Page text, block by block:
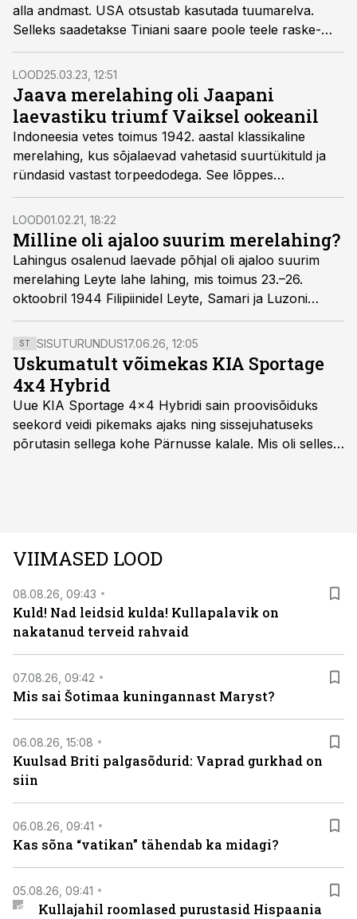
alla and­mast. USA otsustab kasutada tuuma­relva.
Selleks saade­takse Tiniani saare poole teele raske­
ristleja Indianapolis, pardal tuumapomm.
LOOD25.03.23, 12:51
Jaava merelahing oli Jaapani
laevastiku triumf Vaiksel ookeanil
Indoneesia vetes toimus 1942. aastal klassikaline
merelahing, kus sõjalaevad vahetasid suurtükituld ja
ründasid vastast torpeedodega. See lõppes
jaapanlaste hiilgava võiduga.
LOOD01.02.21, 18:22
Milline oli ajaloo suurim merelahing?
Lahingus osalenud laevade põhjal oli ajaloo suurim
merelahing Leyte lahe lahing, mis toimus 23.–26.
oktoobril 1944 Filipiini­del Leyte, Samari ja Luzoni
saare juures.
ST SISUTURUNDUS17.06.26, 12:05
Uskumatult võimekas KIA Sportage
4x4 Hybrid
Uue KIA Sportage 4x4 Hybridi sain proovisõiduks
seekord veidi pikemaks ajaks ning sissejuhatuseks
põrutasin sellega kohe Pärnusse kalale. Mis oli selles
VIIMASED LOOD
08.08.26, 09:43
Kuld! Nad leidsid kulda! Kullapalavik on
nakatanud terveid rahvaid
07.08.26, 09:42
Mis sai Šotimaa kuningannast Maryst?
06.08.26, 15:08
Kuulsad Briti palgasõdurid: Vaprad gurkhad on
siin
06.08.26, 09:41
Kas sõna “vatikan” tähendab ka midagi?
05.08.26, 09:41
Kullajahil roomlased purustasid Hispaania